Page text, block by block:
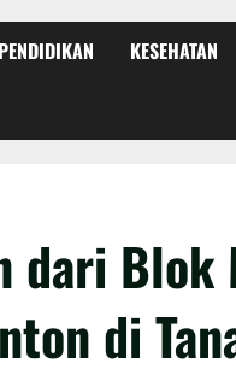
PENDIDIKAN KESEHATAN
dari Blok
di